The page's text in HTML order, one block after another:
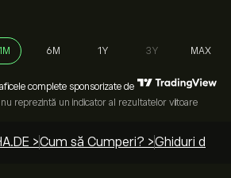
6M 1Y 3Y MAX
complete sponsorizate de
reprezintă un indicator al rezultatelor viitoare
>Cum să Cumperi? >Ghiduri de